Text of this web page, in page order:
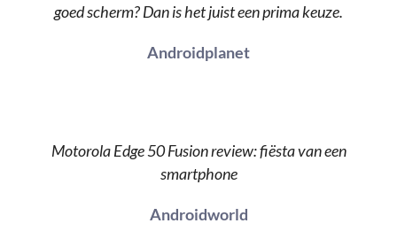
goed scherm? Dan is het juist een prima keuze.
Androidplanet
Motorola Edge 50 Fusion review: fiësta van een
smartphone
Androidworld